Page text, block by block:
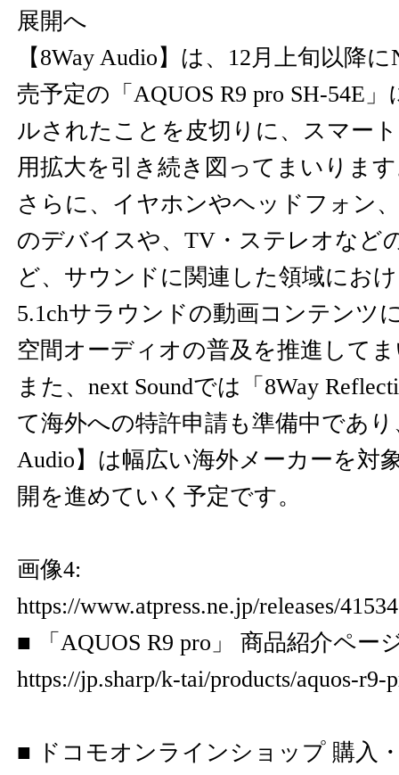
展開へ
【8Way Audio】は、12月上旬以降
売予定の「AQUOS R9 pro SH-54E
ルされたことを皮切りに、スマー
用拡大を引き続き図ってまいりま
さらに、イヤホンやヘッドフォン
のデバイスや、TV・ステレオなど
ど、サウンドに関連した領域にお
5.1chサラウンドの動画コンテンツ
空間オーディオの普及を推進して
また、next Soundでは「8Way
て海外への特許申請も準備中であり
Audio】は幅広い海外メーカーを対
開を進めていく予定です。
画像4:
https://www.atpress.ne.jp/releases/
■ 「AQUOS R9 pro」 商品紹介ペー
https://jp.sharp/k-tai/products/aquos-r9-
■ ドコモオンラインショップ 購入